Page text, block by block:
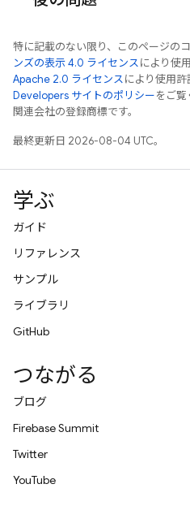
特に記載のない限り、このページの
ンズの表示 4.0 ライセンスにより使
Apache 2.0 ライセンスにより使用許
Developers サイトのポリシーをご
関連会社の登録商標です。
最終更新日 2026-08-04 UTC。
学ぶ
ガイド
リファレンス
サンプル
ライブラリ
GitHub
つながる
ブログ
Firebase Summit
Twitter
YouTube